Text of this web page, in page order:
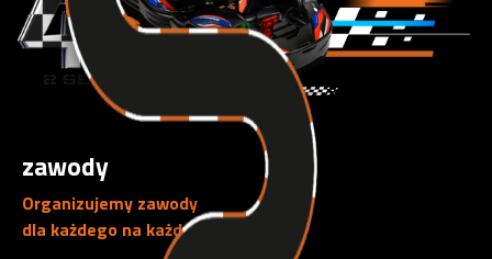
zawody
Organizujemy zawody
dla każdego na każdym poziomie‎:‎